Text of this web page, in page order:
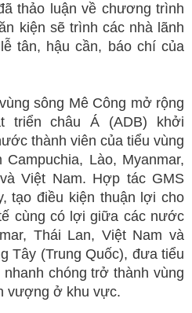
thảo luận về chương trình
kiện sẽ trình các nhà lãnh
tân, hậu cần, báo chí của
sông Mê Công mở rộng
triển châu Á (ADB) khởi
thành viên của tiểu vùng
Lào, Myanmar,
Việt Nam. Hợp tác GMS
tạo điều kiện thuận lợi cho
cùng có lợi giữa các nước
Thái Lan, Việt Nam và
Tây (Trung Quốc), đưa tiểu
chóng trở thành vùng
vượng ở khu vực.